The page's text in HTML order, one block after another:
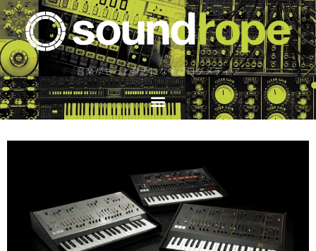
音楽がもっと身近になるブログメディア